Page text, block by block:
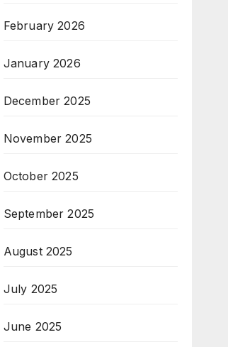
February 2026
January 2026
December 2025
November 2025
October 2025
September 2025
August 2025
July 2025
June 2025